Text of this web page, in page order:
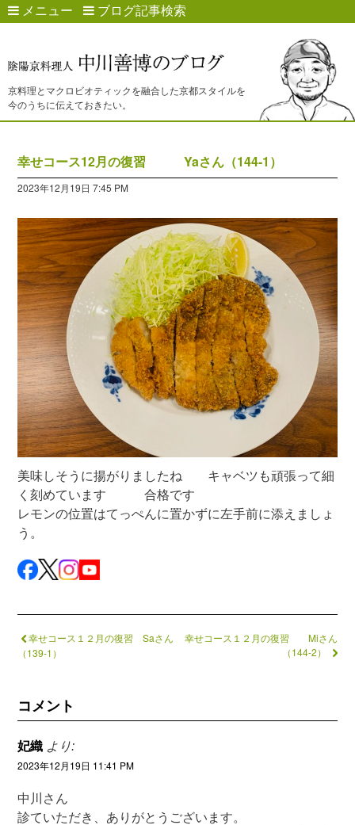
メニュー ブログ記事検索
京料理とマクロビオティックを融合した京都スタイルを
今のうちに伝えておきたい。
幸せコース12月の復習 Yaさん（144-1）
2023年12月19日 7:45 PM
美味しそうに揚がりましたね キャベツも頑張って細
く刻めています 合格です
レモンの位置はてっぺんに置かずに左手前に添えましょ
う。
幸せコース１２月の復習 Saさん
（139-1）
幸せコース１２月の復習 Miさん
（144-2）
コメント
妃織 より:
2023年12月19日 11:41 PM
中川さん
診ていただき、ありがとうございます。